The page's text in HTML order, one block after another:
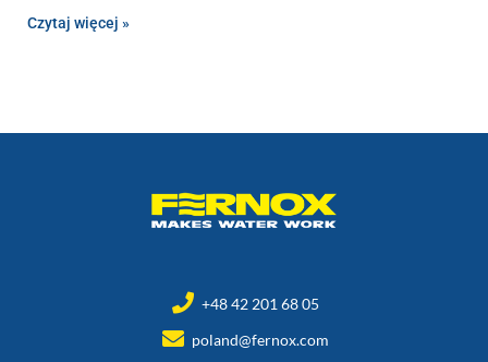
Czytaj więcej »
+48 42 201 68 05
poland@fernox.com